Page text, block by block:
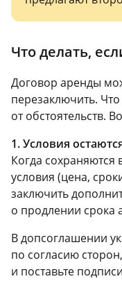
Что делать,
Договор аренды
перезаключить.
от обстоятельств.
1. Условия
Когда сохраняются
условия (цена,
заключить
о продлении срока
В допсоглашении
по согласию
и поставьте